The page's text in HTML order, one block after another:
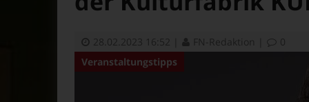
28.02.2023 16:52 FN-Redaktion
0
Veranstaltungstipps